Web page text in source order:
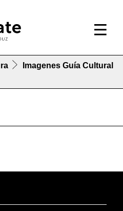
Imagenes Guía Cultural